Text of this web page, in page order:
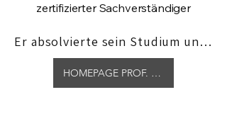
zertifizierter Sachverständiger
Er absolvierte sein Studium und
seine Ausbildung an der
Medizinischen Universität Wien
HOMEPAGE PROF. ANGERMAYR